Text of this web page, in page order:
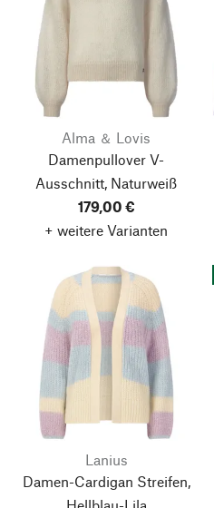
Alma ＆ Lovis
Damenpullover V-
Ausschnitt, Naturweiß
179,00 €
+ weitere Varianten
Lanius
Damen-Cardigan Streifen,